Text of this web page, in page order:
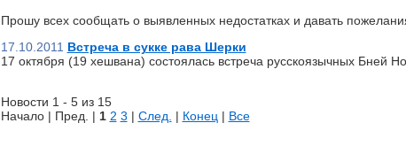
Прошу всех сообщать о выявленных недостатках и давать
17.10.2011 Встреча в сукке рава Шерки
17 октября (19 хешвана) состоялась встреча русскоязычных Бней
Новости 1 - 5 из 15
Начало | Пред. | 1 2 3 | След. | Конец | Все